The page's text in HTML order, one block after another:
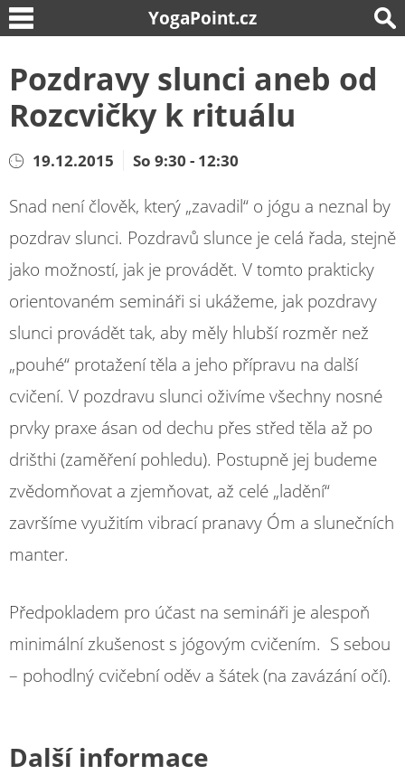
YogaPoint.cz
Pozdravy slunci aneb od
Rozcvičky k rituálu
19.12.2015 So 9:30 - 12:30
Snad není člověk, který „zavadil“ o jógu a neznal by
pozdrav slunci. Pozdravů slunce je celá řada, stejně
jako možností, jak je provádět. V tomto prakticky
orientovaném semináři si ukážeme, jak pozdravy
slunci provádět tak, aby měly hlubší rozměr než
„pouhé“ protažení těla a jeho přípravu na další
cvičení. V pozdravu slunci oživíme všechny nosné
prvky praxe ásan od dechu přes střed těla až po
drišthi (zaměření pohledu). Postupně jej budeme
zvědomňovat a zjemňovat, až celé „ladění“
završíme využitím vibrací pranavy Óm a slunečních
manter.
Předpokladem pro účast na semináři je alespoň
minimální zkušenost s jógovým cvičením. S sebou
– pohodlný cvičební oděv a šátek (na zavázání očí).
Další informace